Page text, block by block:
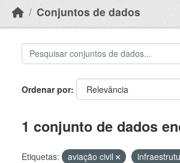
Conjuntos de dados
Ordenar por
1 conjunto de dados
Etiquetas: aviação civil